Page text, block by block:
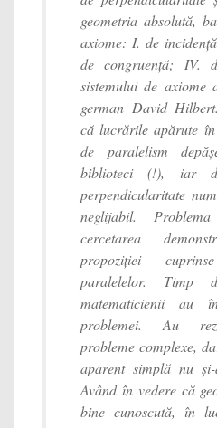
geometria absolută,
axiome: I. de
de congruență; IV.
sistemului de axiome
german David
că lucrările apărute
de paralelism
biblioteci (!), iar
perpendicularitate
neglijabil.
cercetarea
propoziției
paralelelor. Timp
matematicienii au
problemei. Au
probleme complexe,
aparent simplă nu
Având în vedere că
bine cunoscută, în